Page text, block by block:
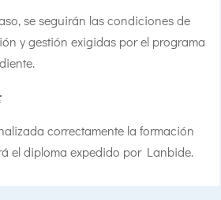
se seguirán las condiciones de
y gestión exigidas por el programa
correctamente la formación
el diploma expedido por Lanbide.